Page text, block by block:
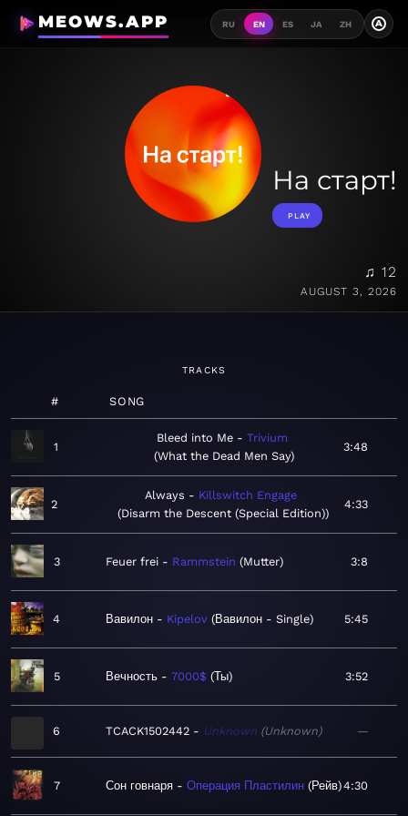
MEOWS.APP RU EN ES JA ZH A
На старт!
PLAY
♫ 12
AUGUST 3, 2026
TRACKS
# SONG
1
Bleed into Me
Trivium
What the Dead Men Say
3:48
2
Always
Killswitch Engage
Disarm the Descent (Special Edition)
4:33
3 Feuer frei Rammstein Mutter 3:8
4 Вавилон Kipelov Вавилон - Single 5:45
5 Вечность 7000$ Ты 3:52
6 TCACK1502442 Unknown Unknown —
7 Сон говнаря Операция Пластилин Рейв 4:30